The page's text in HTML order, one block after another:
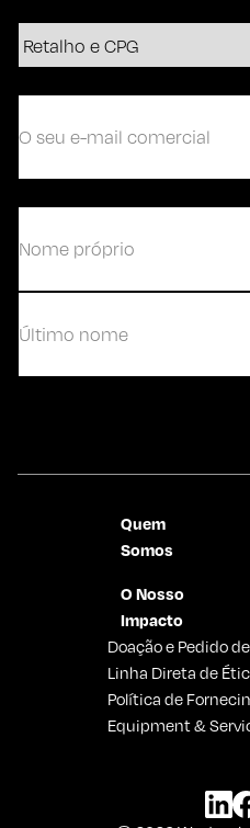
seu
mail
comercial(Obrigatório)
Quem
Somos
O Nosso
Impacto
Doação e Pedido
Linha Direta de
Política de
Equipment &